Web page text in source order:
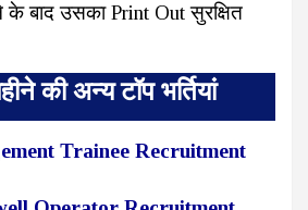
के बाद उसका Print Out सुरक्षित
की अन्य टॉप भर्तियां
Trainee Recruitment